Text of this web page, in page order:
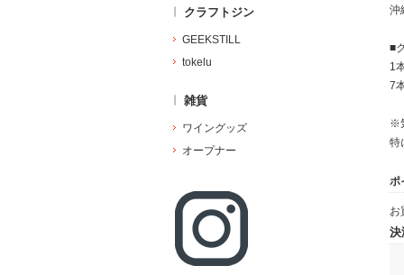
沖
■
1
7
※
特
ポ
お
決
クラフトジン
GEEKSTILL
tokelu
雑貨
ワイングッズ
オープナー